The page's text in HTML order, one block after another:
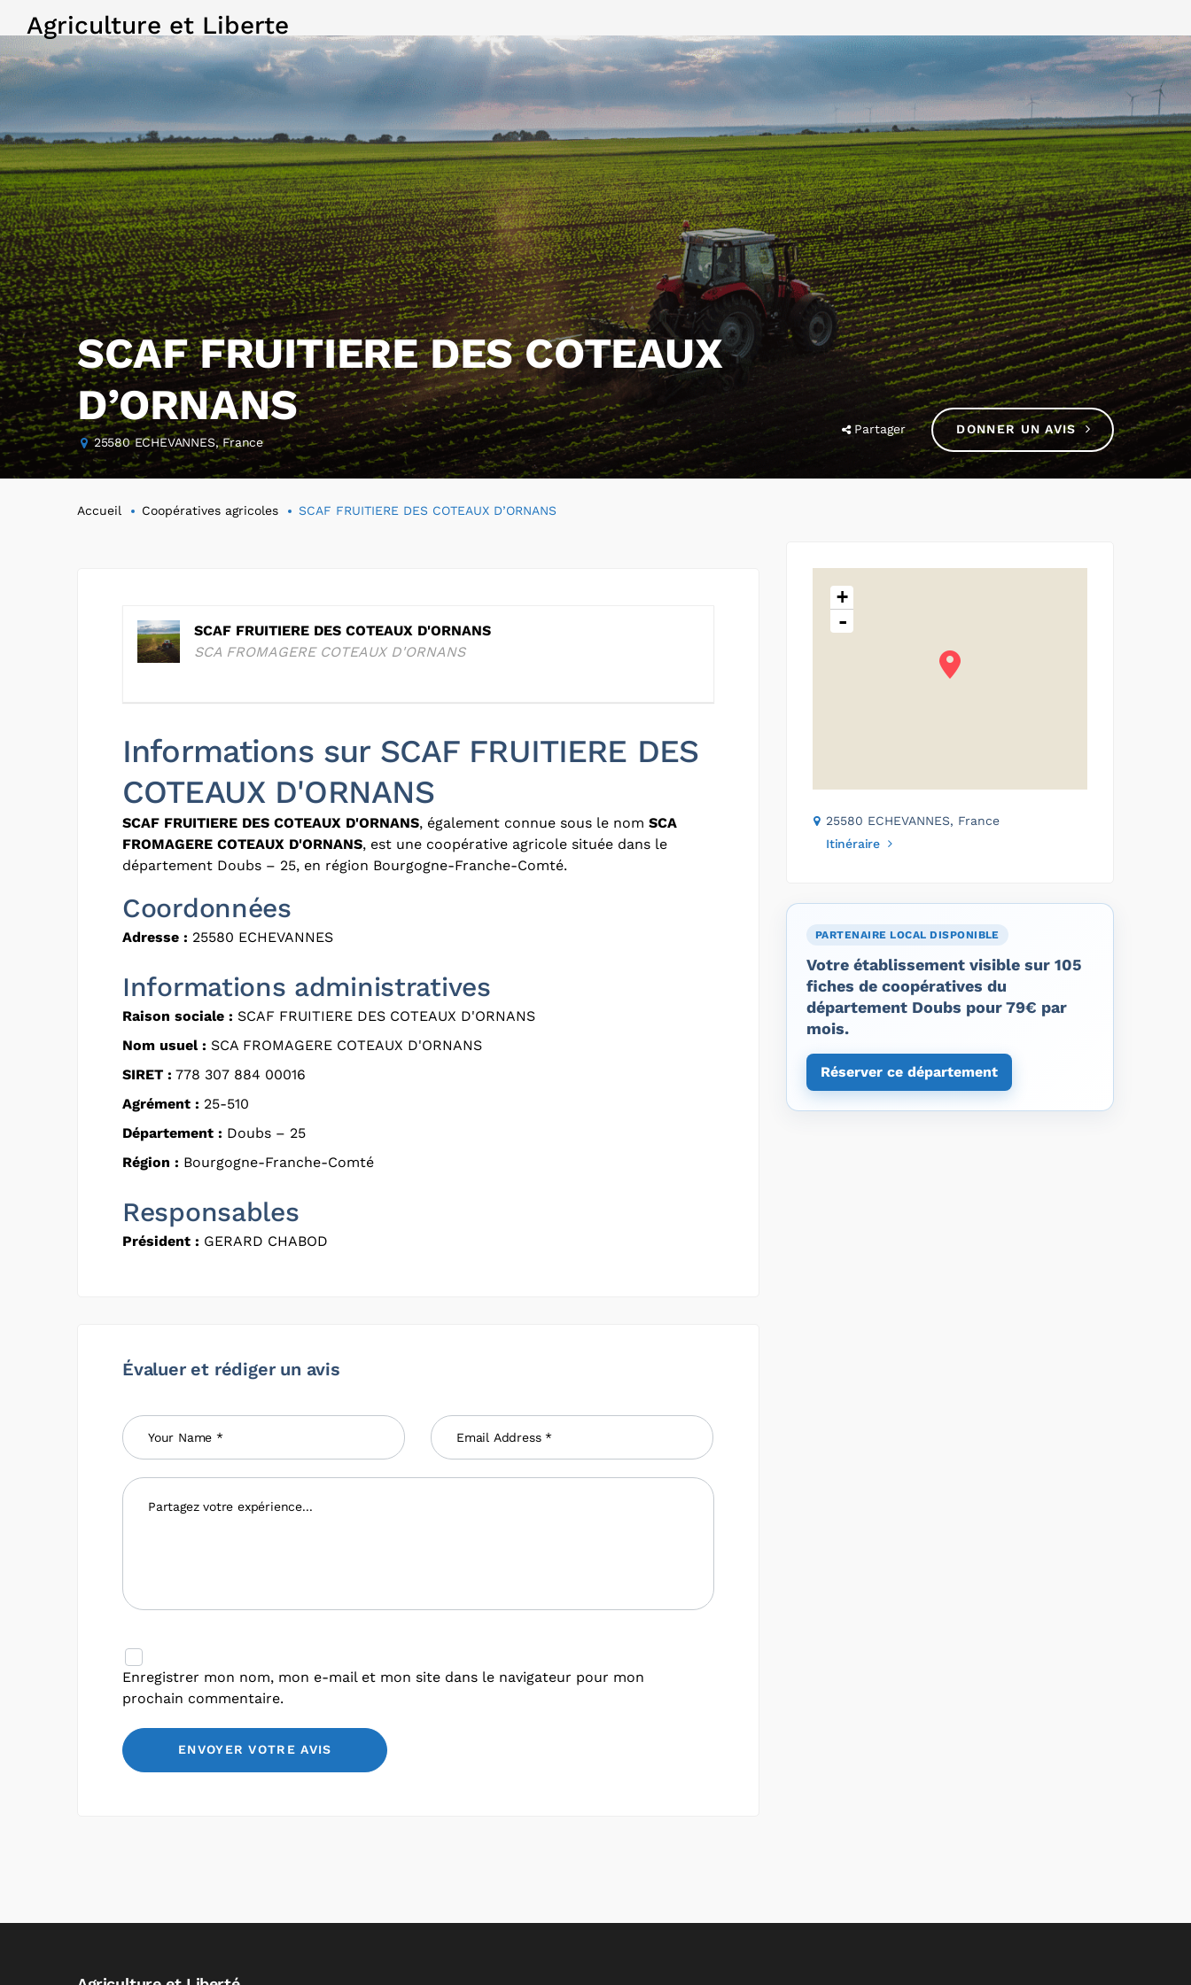
Agriculture et Liberte
SCAF FRUITIERE DES COTEAUX
D’ORNANS
25580 ECHEVANNES, France
Partager DONNER UN AVIS
Accueil Coopératives agricoles SCAF FRUITIERE DES COTEAUX D’ORNANS
SCAF FRUITIERE DES COTEAUX D'ORNANS
SCA FROMAGERE COTEAUX D'ORNANS
Informations sur SCAF FRUITIERE DES
COTEAUX D'ORNANS
SCAF FRUITIERE DES COTEAUX D'ORNANS, également connue sous le nom SCA
FROMAGERE COTEAUX D'ORNANS, est une coopérative agricole située dans le
département Doubs – 25, en région Bourgogne-Franche-Comté.
Coordonnées
Adresse : 25580 ECHEVANNES
Informations administratives
Raison sociale : SCAF FRUITIERE DES COTEAUX D'ORNANS
Nom usuel : SCA FROMAGERE COTEAUX D'ORNANS
SIRET : 778 307 884 00016
Agrément : 25-510
Département : Doubs – 25
Région : Bourgogne-Franche-Comté
Responsables
Président : GERARD CHABOD
Évaluer et rédiger un avis
Enregistrer mon nom, mon e-mail et mon site dans le navigateur pour mon
prochain commentaire.
+
-
25580 ECHEVANNES, France
Itinéraire
PARTENAIRE LOCAL DISPONIBLE
Votre établissement visible sur 105
fiches de coopératives du
département Doubs pour 79€ par
mois.
Réserver ce département